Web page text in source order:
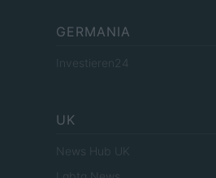
GERMANIA
Investieren24
UK
News Hub UK